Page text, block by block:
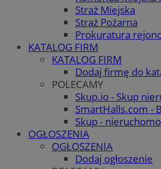
Straż Miejska
Straż Pożarna
Prokuratura
KATALOG FIRM
KATALOG FIRM
Dodaj firmę do
POLECAMY
Skup.io - Skup
SmartHalls.com -
Skup -
OGŁOSZENIA
OGŁOSZENIA
Dodaj ogłoszenie